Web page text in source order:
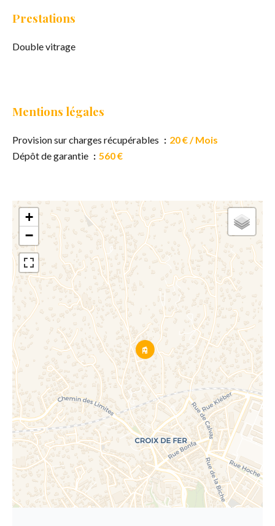
Prestations
Double vitrage
Mentions légales
Provision sur charges récupérables
20 € / Mois
Dépôt de garantie
560 €
+
−